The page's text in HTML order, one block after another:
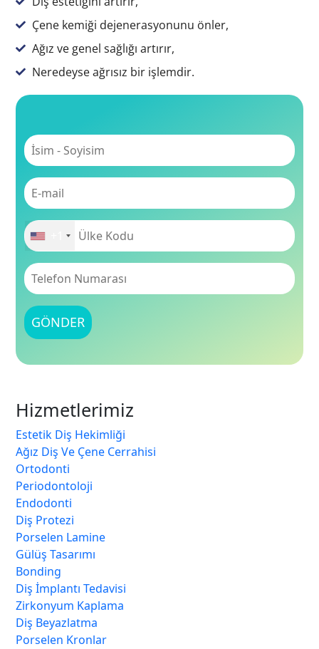
Çene kemiği dejenerasyonunu önler,
Ağız ve genel sağlığı artırır,
Neredeyse ağrısız bir işlemdir.
Hizmetlerimiz
Estetik Diş Hekimliği
Ağız Diş Ve Çene Cerrahisi
Ortodonti
Periodontoloji
Endodonti
Diş Protezi
Porselen Lamine
Gülüş Tasarımı
Bonding
Diş İmplantı Tedavisi
Zirkonyum Kaplama
Diş Beyazlatma
Porselen Kronlar